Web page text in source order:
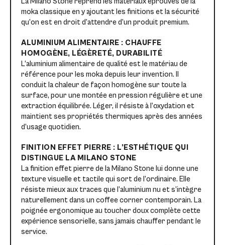
moka classique en y ajoutant les finitions et la sécurité
qu’on est en droit d’attendre d’un produit premium.
ALUMINIUM ALIMENTAIRE : CHAUFFE
HOMOGÈNE, LÉGÈRETÉ, DURABILITÉ
L’aluminium alimentaire de qualité est le matériau de
référence pour les moka depuis leur invention. Il
conduit la chaleur de façon homogène sur toute la
surface, pour une montée en pression régulière et une
extraction équilibrée. Léger, il résiste à l’oxydation et
maintient ses propriétés thermiques après des années
d’usage quotidien.
FINITION EFFET PIERRE : L’ESTHÉTIQUE QUI
DISTINGUE LA MILANO STONE
La finition effet pierre de la Milano Stone lui donne une
texture visuelle et tactile qui sort de l’ordinaire. Elle
résiste mieux aux traces que l’aluminium nu et s’intègre
naturellement dans un coffee corner contemporain. La
poignée ergonomique au toucher doux complète cette
expérience sensorielle, sans jamais chauffer pendant le
service.